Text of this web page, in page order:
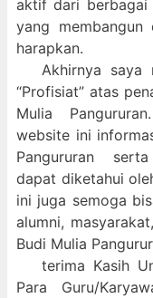
aktif dari
yang
harapkan.
Akhirnya saya
“Profisiat” atas
Mulia
website ini
Pangururan
dapat diketahui
ini juga semoga
alumni,
Budi Mulia
terima Kasih
Para Guru/